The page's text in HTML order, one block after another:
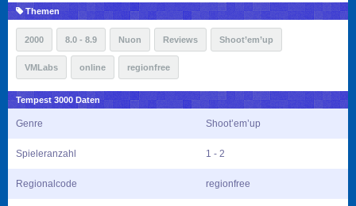
Themen
2000 8.0 - 8.9 Nuon Reviews Shoot’em’up
VMLabs online regionfree
Tempest 3000 Daten
Genre Shoot’em’up
Spieleranzahl 1 - 2
Regionalcode regionfree